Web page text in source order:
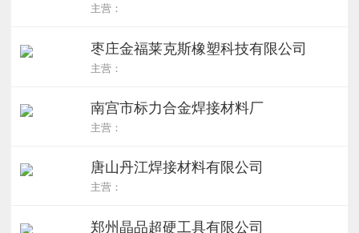
主营：
枣庄金福莱克斯橡塑科技有限公司
主营：
南宫市标力合金焊接材料厂
主营：
唐山丹江焊接材料有限公司
主营：
郑州晶品超硬工具有限公司